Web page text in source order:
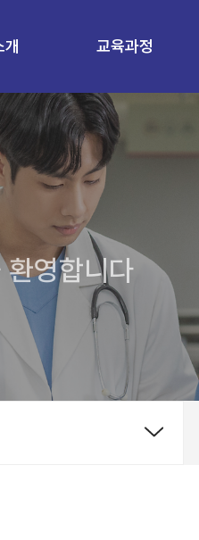
교육과정
영합니다